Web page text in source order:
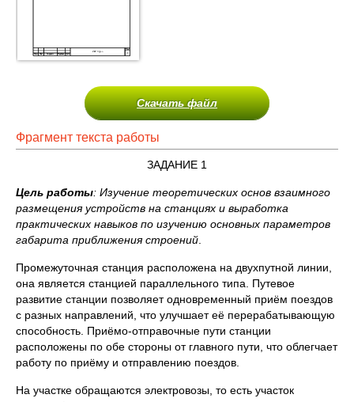
Скачать файл
Фрагмент текста работы
ЗАДАНИЕ 1
Цель работы: Изучение теоретических основ взаимного
размещения устройств на станциях и выработка
практических навыков по изучению основных параметров
габарита приближения строений
Промежуточная станция расположена на двухпутной линии,
она является станцией параллельного типа. Путевое
развитие станции позволяет одновременный приём поездов
с разных направлений, что улучшает её перерабатывающую
способность. Приёмо-отправочные пути станции
расположены по обе стороны от главного пути, что облегчает
работу по приёму и отправлению поездов.
На участке обращаются электровозы, то есть участок